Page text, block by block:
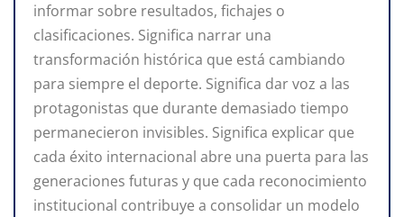
informar sobre resultados, fichajes o
clasificaciones. Significa narrar una
transformación histórica que está cambiando
para siempre el deporte. Significa dar voz a las
protagonistas que durante demasiado tiempo
permanecieron invisibles. Significa explicar que
cada éxito internacional abre una puerta para las
generaciones futuras y que cada reconocimiento
institucional contribuye a consolidar un modelo